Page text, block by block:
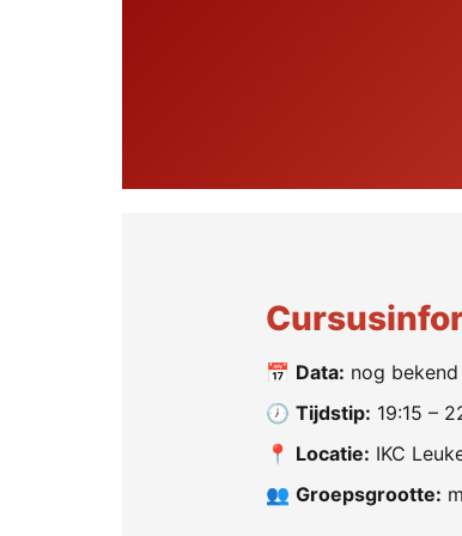
📅 Data: nog
🕖 Tijdstip: 19:15 –
📍 Locatie: IKC
👥 Groepsgrootte: